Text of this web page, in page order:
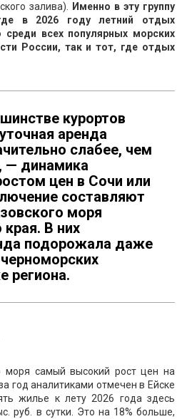
залива). Именно в эту группу
в 2026 году летний отдых
всех популярных морских
России, так и тот, где отдых
курортов
аренда
слабее, чем
— динамика
цен в Сочи или
составляют
моря
В них
подорожала даже
региона.
моря самый высокий рост цен на
год аналитиками отмечен в Ейске
жилье к лету 2026 года здесь
руб. в сутки. Это на 18% больше,